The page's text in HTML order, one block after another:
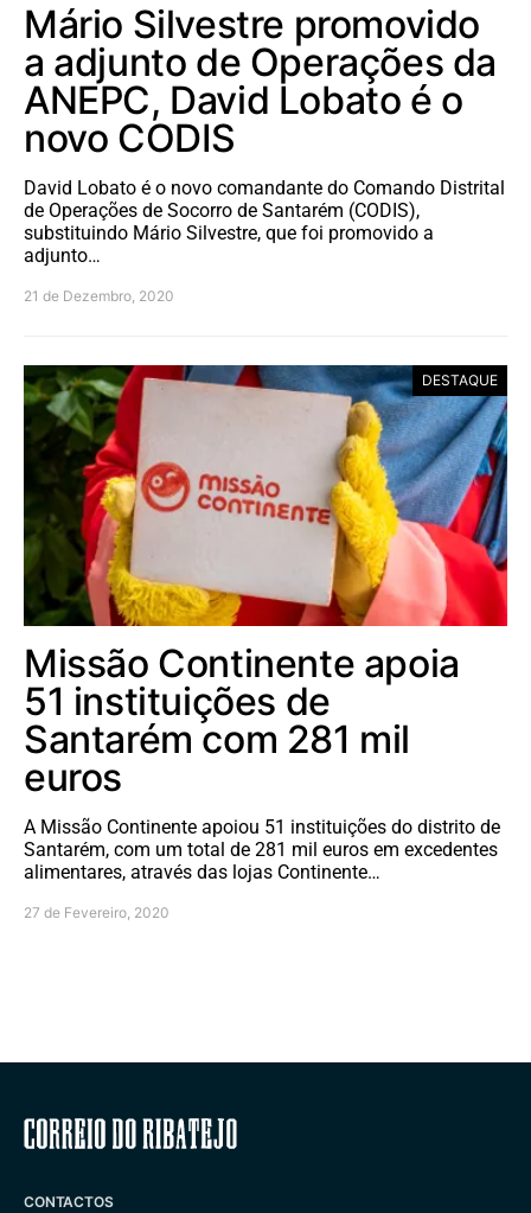
Mário Silvestre promovido
a adjunto de Operações da
ANEPC, David Lobato é o
novo CODIS
David Lobato é o novo comandante do Comando Distrital
de Operações de Socorro de Santarém (CODIS),
substituindo Mário Silvestre, que foi promovido a
adjunto…
21 de Dezembro, 2020
DESTAQUE
Missão Continente apoia
51 instituições de
Santarém com 281 mil
euros
A Missão Continente apoiou 51 instituições do distrito de
Santarém, com um total de 281 mil euros em excedentes
alimentares, através das lojas Continente…
27 de Fevereiro, 2020
Correio do Ribatejo
CONTACTOS